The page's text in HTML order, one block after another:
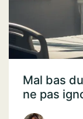
Mal bas
ne pas